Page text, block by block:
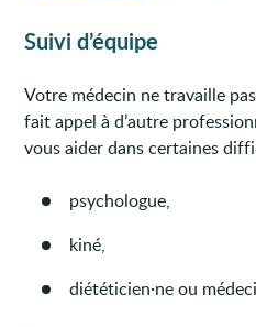
Suivi d’équipe
Votre médecin ne travaille
fait appel à d’autre
vous aider dans certaines
psychologue,
kiné,
diététicien·ne ou